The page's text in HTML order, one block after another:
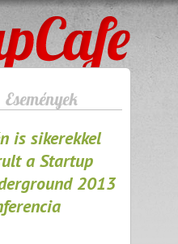
Események
is sikerekkel
a Startup
2013